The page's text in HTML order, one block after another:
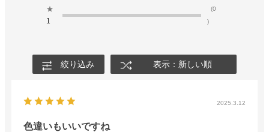
★
1
(0
)
絞り込み 表示：新しい順
2025.3.12
色違いもいいですね